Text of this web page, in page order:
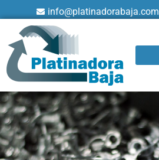
info@platinadorabaja.com